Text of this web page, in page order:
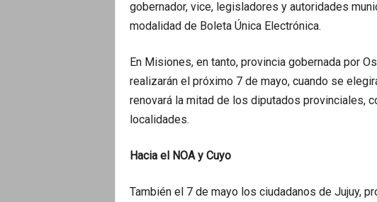
gobernador, vice, legisladores y autoridades
modalidad de Boleta Única Electrónica.
En Misiones, en tanto, provincia gobernada por
realizarán el próximo 7 de mayo, cuando se
renovará la mitad de los diputados provinciales,
localidades.
Hacia el NOA y Cuyo
También el 7 de mayo los ciudadanos de Jujuy,